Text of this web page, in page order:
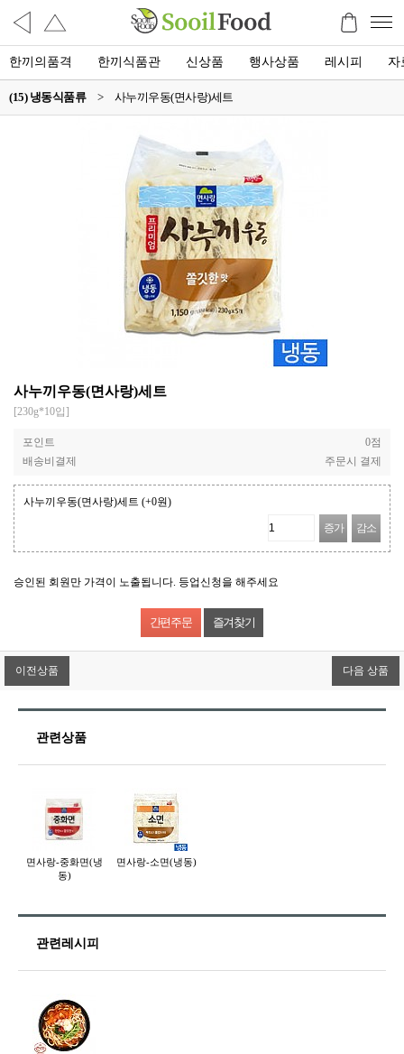
한끼의품격 한끼식품관 신상품 행사상품 레시피 자
(15) 냉동식품류 > 사누끼우동(면사랑)세트
사누끼우동(면사랑)세트
[230g*10입]
포인트
0점
배송비결제
주문시 결제
사누끼우동(면사랑)세트 (+0원)
증가 감소
승인된 회원만 가격이 노출됩니다. 등업신청을 해주세요
즐겨찾기
이전상품 다음 상품
관련상품
면사랑-중화면(냉
동)
면사랑-소면(냉동)
관련레시피